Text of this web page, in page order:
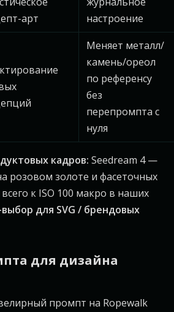
арт
настроение
Меняет металл/
камень/ореол
по референсу
без
перепромпта с
нуля
кадров: Seedream 4 —
розовом золоте и фасеточных
к ISO 100 макро в наших
для SVG / брендовых
для дизайна
промпт на Ropewalk